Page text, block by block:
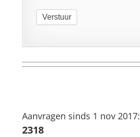
Verstuur
Aanvragen sinds 1 nov 2017:
2318